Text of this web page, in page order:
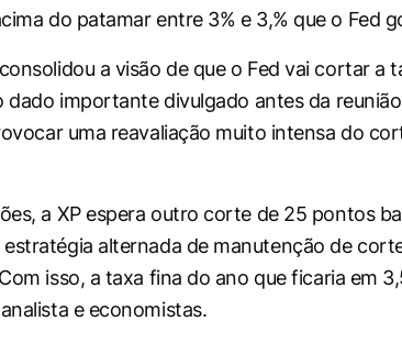
do patamar entre 3% e 3,% que o Fed
a visão de que o Fed vai cortar a
dado importante divulgado antes da
uma reavaliação muito intensa do
a XP espera outro corte de 25 pontos
alternada de manutenção de
isso, a taxa fina do ano que ficaria em
e economistas.